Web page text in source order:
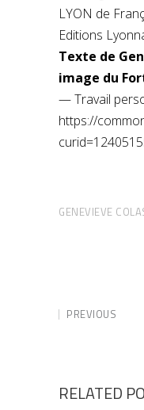
LYON de
Editions
Texte de
image du
— Travail
https://
GENEVIEVE
PREVIOUS
RELATED